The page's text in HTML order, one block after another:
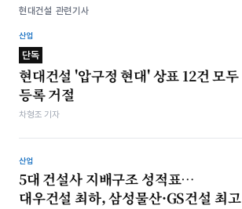
현대건설 관련기사
산업
단독
현대건설 '압구정 현대' 상표 12건 모두
등록 거절
차형조 기자
산업
5대 건설사 지배구조 성적표…
대우건설 최하, 삼성물산·GS건설 최고